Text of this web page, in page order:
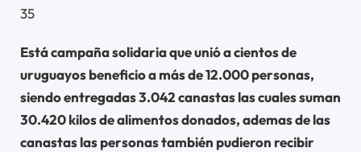
35
Está campaña solidaria que unió a cientos de
uruguayos beneficio a más de 12.000 personas,
siendo entregadas 3.042 canastas las cuales suman
30.420 kilos de alimentos donados, ademas de las
canastas las personas también pudieron recibir